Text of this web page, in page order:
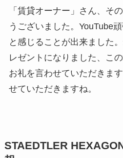
「賃貸オーナー」さん、そ
うございました。YouTube
と感じることが出来ました
レゼントになりました、こ
お礼を言わせていただきま
せていただきますね。
STAEDTLER